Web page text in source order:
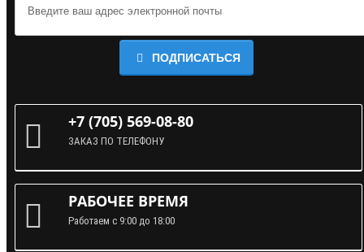
ПОДПИСАТЬСЯ
+7 (705) 569-08-80
ЗАКАЗ ПО ТЕЛЕФОНУ
РАБОЧЕЕ ВРЕМЯ
Работаем с 9:00 до 18:00